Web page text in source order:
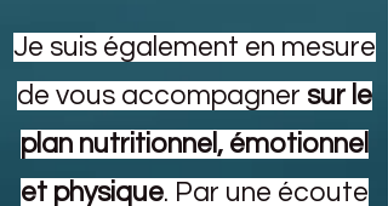
Je suis également en mesure
de vous accompagner sur le
plan nutritionnel, émotionnel
et physique. Par une écoute